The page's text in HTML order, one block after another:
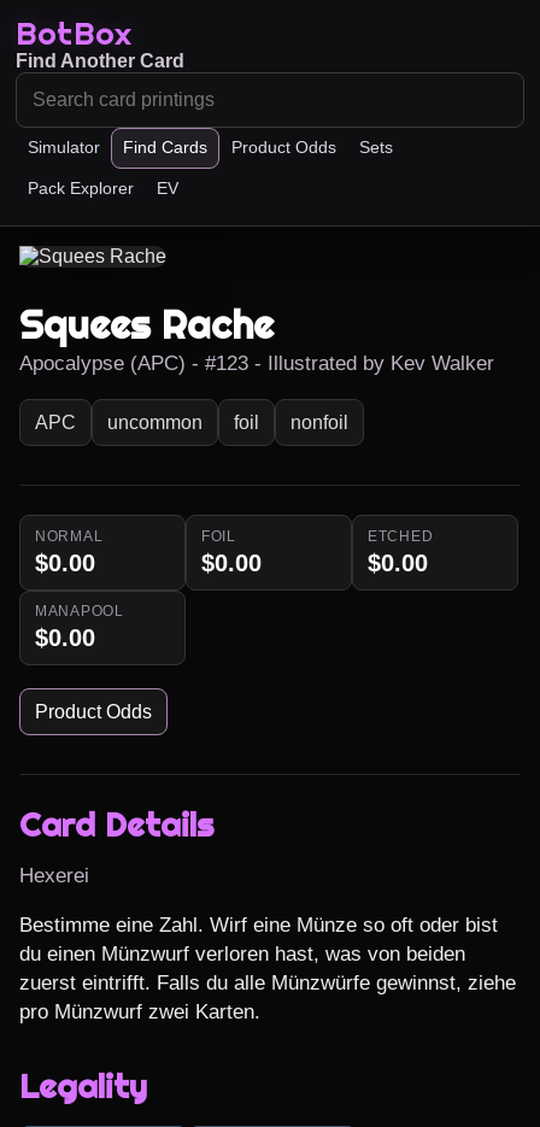
BotBox
Simulator Find Cards Product Odds Sets
Pack Explorer EV
Find Another Card
Squees Rache
Apocalypse (APC) - #123 - Illustrated by Kev Walker
APC uncommon foil nonfoil
NORMAL
$0.00
FOIL
$0.00
ETCHED
$0.00
MANAPOOL
$0.00
Product Odds
Card Details
Hexerei
Bestimme eine Zahl. Wirf eine Münze so oft oder bist
du einen Münzwurf verloren hast, was von beiden
zuerst eintrifft. Falls du alle Münzwürfe gewinnst, ziehe
pro Münzwurf zwei Karten.
Legality